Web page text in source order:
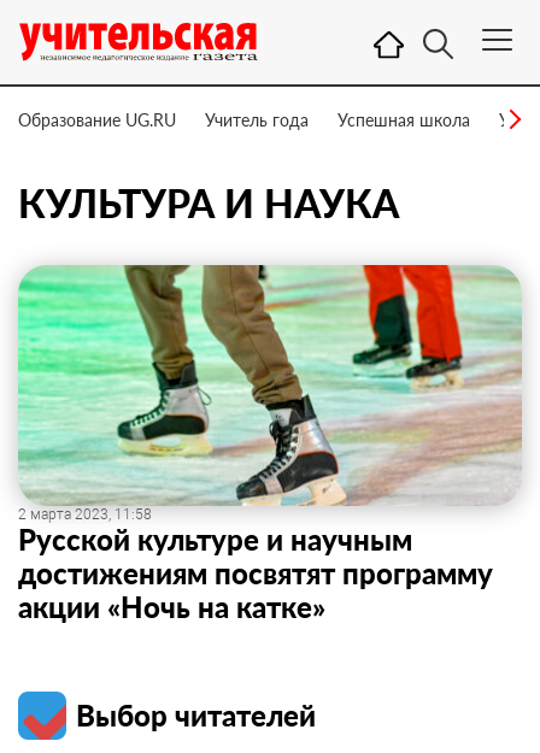
Образование UG.RU Учитель года Успешная школа
КУЛЬТУРА И НАУКА
2 марта 2023, 11:58
Русской культуре и научным
достижениям посвятят программу
акции «Ночь на катке»
Выбор читателей